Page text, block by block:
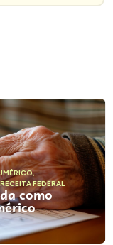
,
RECEITA FEDERAL
como